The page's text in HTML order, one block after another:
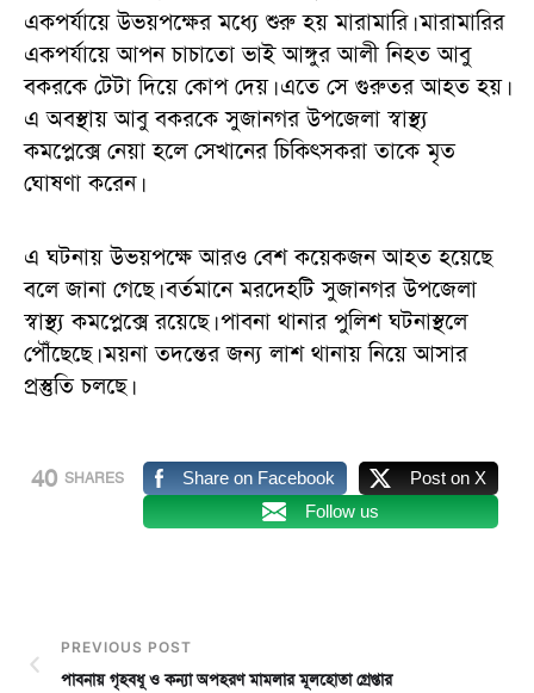
একপর্যায়ে উভয়পক্ষের মধ্যে শুরু হয় মারামারি। মারামারির
একপর্যায়ে আপন চাচাতো ভাই আঙ্গুর আলী নিহত আবু
বকরকে টেটা দিয়ে কোপ দেয়। এতে সে গুরুতর আহত হয়।
এ অবস্থায় আবু বকরকে সুজানগর উপজেলা স্বাস্থ্য
কমপ্লেক্সে নেয়া হলে সেখানের চিকিৎসকরা তাকে মৃত
ঘোষণা করেন।
এ ঘটনায় উভয়পক্ষে আরও বেশ কয়েকজন আহত হয়েছে
বলে জানা গেছে। বর্তমানে মরদেহটি সুজানগর উপজেলা
স্বাস্থ্য কমপ্লেক্সে রয়েছে। পাবনা থানার পুলিশ ঘটনাস্থলে
পৌঁছেছে। ময়না তদন্তের জন্য লাশ থানায় নিয়ে আসার
প্রস্তুতি চলছে।
40 SHARES Share on Facebook
Post on X
Follow us
PREVIOUS POST
পাবনায় গৃহবধূ ও কন্যা অপহরণ মামলার মূলহোতা গ্রেপ্তার